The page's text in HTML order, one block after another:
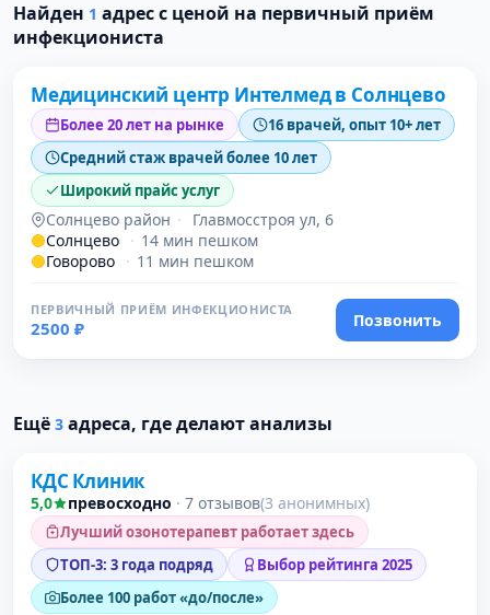
Найден 1 адрес с ценой на первичный приём
инфекциониста
Проверено давно
Медицинский центр Интелмед в Солнцево
Более 20 лет на рынке
16 врачей, опыт 10+ лет
Средний стаж врачей более 10 лет
Широкий прайс услуг
Солнцево район ·
Главмосстроя ул, 6
Солнцево · 14 мин пешком
Говорово · 11 мин пешком
ПЕРВИЧНЫЙ ПРИЁМ ИНФЕКЦИОНИСТА
2500 ₽ Позвонить
Ещё 3 адреса, где делают анализы
Проверено
КДС Клиник
5,0 превосходно · 7 отзывов(3 анонимных)
Лучший озонотерапевт работает здесь
ТОП-3: 3 года подряд
Выбор рейтинга 2025
Более 100 работ «до/после»